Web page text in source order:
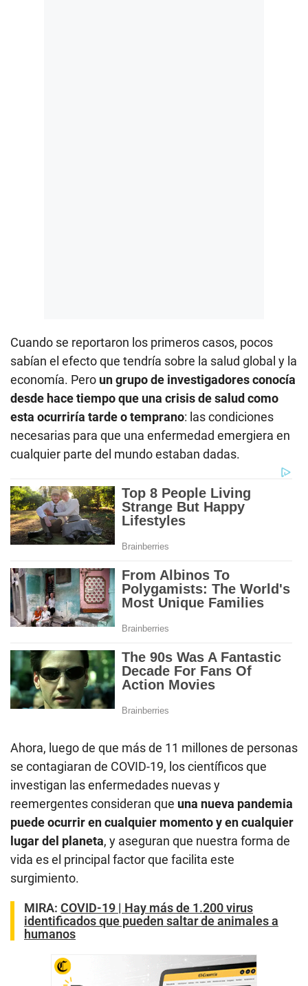
Cuando se reportaron los primeros casos, pocos
sabían el efecto que tendría sobre la salud global y la
economía. Pero un grupo de investigadores conocía
desde hace tiempo que una crisis de salud como
esta ocurriría tarde o temprano: las condiciones
necesarias para que una enfermedad emergiera en
cualquier parte del mundo estaban dadas.
Ahora, luego de que más de 11 millones de personas
se contagiaran de COVID-19, los científicos que
investigan las enfermedades nuevas y
reemergentes consideran que una nueva pandemia
puede ocurrir en cualquier momento y en cualquier
lugar del planeta, y aseguran que nuestra forma de
vida es el principal factor que facilita este
surgimiento.
MIRA: COVID-19 | Hay más de 1.200 virus
identificados que pueden saltar de animales a
humanos